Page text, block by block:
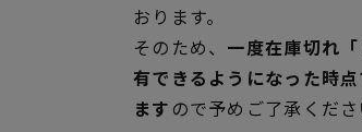
おります。
そのため、 一度在庫切れ
有できるようになった時
ます ので予めご了承くださ